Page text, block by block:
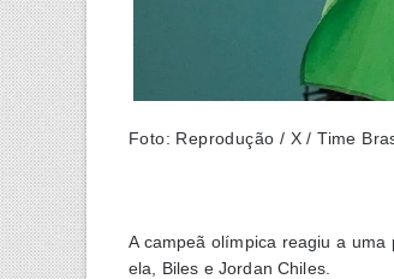
Foto: Reprodução / X / Time
A campeã olímpica reagiu a
ela, Biles e Jordan Chiles.